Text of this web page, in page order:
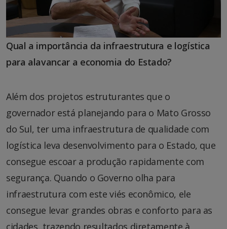
Qual a importância da infraestrutura e logística
para alavancar a economia do Estado?
Além dos projetos estruturantes que o
governador está planejando para o Mato Grosso
do Sul, ter uma infraestrutura de qualidade com
logística leva desenvolvimento para o Estado, que
consegue escoar a produção rapidamente com
segurança. Quando o Governo olha para
infraestrutura com este viés econômico, ele
consegue levar grandes obras e conforto para as
cidades, trazendo resultados diretamente à